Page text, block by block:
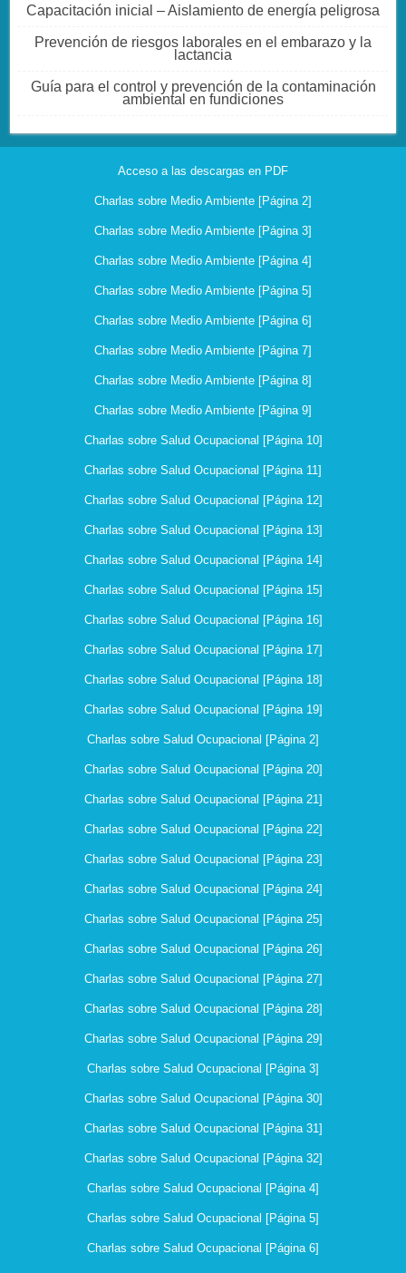
Capacitación inicial – Aislamiento de energía peligrosa
Prevención de riesgos laborales en el embarazo y la
lactancia
Guía para el control y prevención de la contaminación
ambiental en fundiciones
Acceso a las descargas en PDF
Charlas sobre Medio Ambiente [Página 2]
Charlas sobre Medio Ambiente [Página 3]
Charlas sobre Medio Ambiente [Página 4]
Charlas sobre Medio Ambiente [Página 5]
Charlas sobre Medio Ambiente [Página 6]
Charlas sobre Medio Ambiente [Página 7]
Charlas sobre Medio Ambiente [Página 8]
Charlas sobre Medio Ambiente [Página 9]
Charlas sobre Salud Ocupacional [Página 10]
Charlas sobre Salud Ocupacional [Página 11]
Charlas sobre Salud Ocupacional [Página 12]
Charlas sobre Salud Ocupacional [Página 13]
Charlas sobre Salud Ocupacional [Página 14]
Charlas sobre Salud Ocupacional [Página 15]
Charlas sobre Salud Ocupacional [Página 16]
Charlas sobre Salud Ocupacional [Página 17]
Charlas sobre Salud Ocupacional [Página 18]
Charlas sobre Salud Ocupacional [Página 19]
Charlas sobre Salud Ocupacional [Página 2]
Charlas sobre Salud Ocupacional [Página 20]
Charlas sobre Salud Ocupacional [Página 21]
Charlas sobre Salud Ocupacional [Página 22]
Charlas sobre Salud Ocupacional [Página 23]
Charlas sobre Salud Ocupacional [Página 24]
Charlas sobre Salud Ocupacional [Página 25]
Charlas sobre Salud Ocupacional [Página 26]
Charlas sobre Salud Ocupacional [Página 27]
Charlas sobre Salud Ocupacional [Página 28]
Charlas sobre Salud Ocupacional [Página 29]
Charlas sobre Salud Ocupacional [Página 3]
Charlas sobre Salud Ocupacional [Página 30]
Charlas sobre Salud Ocupacional [Página 31]
Charlas sobre Salud Ocupacional [Página 32]
Charlas sobre Salud Ocupacional [Página 4]
Charlas sobre Salud Ocupacional [Página 5]
Charlas sobre Salud Ocupacional [Página 6]